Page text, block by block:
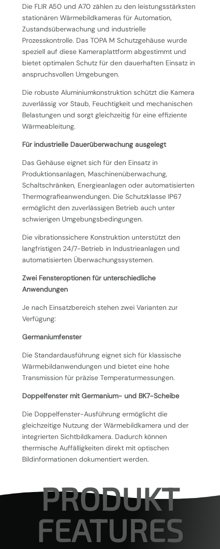
Die FLIR A50 und A70 zählen zu den leistungsstärksten
stationären Wärmebildkameras für Automation,
Zustandsüberwachung und industrielle
Prozesskontrolle. Das TOPA M Schutzgehäuse wurde
speziell auf diese Kameraplattform abgestimmt und
bietet optimalen Schutz für den dauerhaften Einsatz in
anspruchsvollen Umgebungen.
Die robuste Aluminiumkonstruktion schützt die Kamera
zuverlässig vor Staub, Feuchtigkeit und mechanischen
Belastungen und sorgt gleichzeitig für eine effiziente
Wärmeableitung.
Für industrielle Dauerüberwachung ausgelegt
Das Gehäuse eignet sich für den Einsatz in
Produktionsanlagen, Maschinenüberwachung,
Schaltschränken, Energieanlagen oder automatisierten
Thermografieanwendungen. Die Schutzklasse IP67
ermöglicht den zuverlässigen Betrieb auch unter
schwierigen Umgebungsbedingungen.
Die vibrationssichere Konstruktion unterstützt den
langfristigen 24/7-Betrieb in Industrieanlagen und
automatisierten Überwachungssystemen.
Zwei Fensteroptionen für unterschiedliche
Anwendungen
Je nach Einsatzbereich stehen zwei Varianten zur
Verfügung:
Germaniumfenster
Die Standardausführung eignet sich für klassische
Wärmebildanwendungen und bietet eine hohe
Transmission für präzise Temperaturmessungen.
Doppelfenster mit Germanium- und BK7-Scheibe
Die Doppelfenster-Ausführung ermöglicht die
gleichzeitige Nutzung der Wärmebildkamera und der
integrierten Sichtbildkamera. Dadurch können
thermische Auffälligkeiten direkt mit optischen
Bildinformationen dokumentiert werden.
PRODUKT
FEATURES